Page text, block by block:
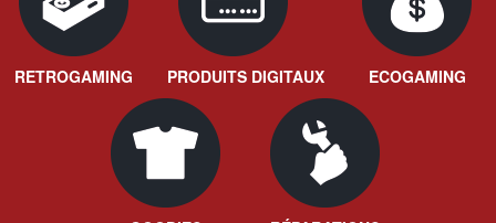
RETROGAMING PRODUITS DIGITAUX ECOGAMING